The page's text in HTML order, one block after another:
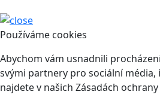
Používáme cookies
Abychom vám usnadnili
svými partnery pro sociální média,
najdete v našich Zásadách